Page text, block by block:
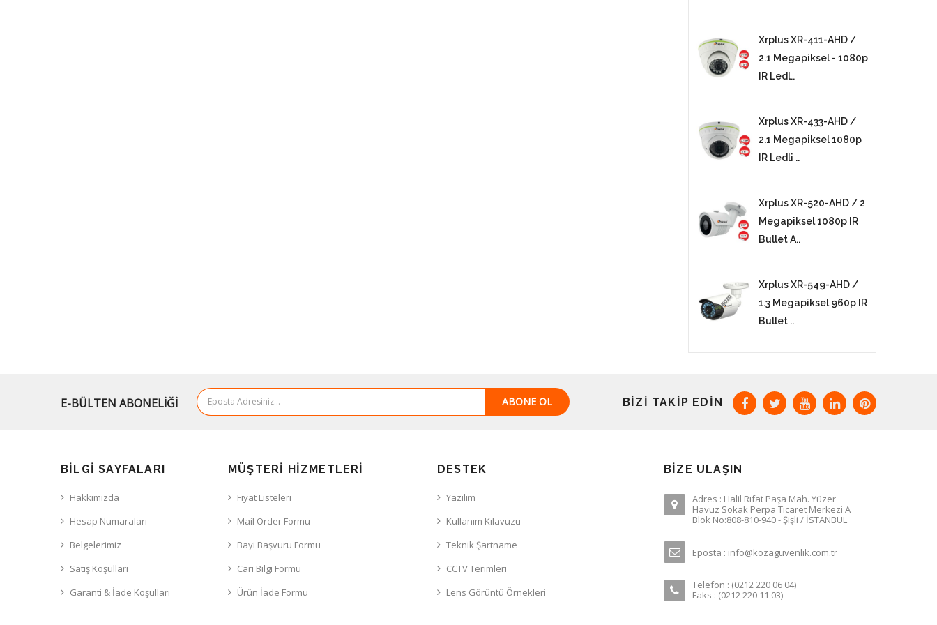
Xrplus XR-411-AHD /
2.1 Megapiksel - 1080p
IR Ledl..
Xrplus XR-433-AHD /
2.1 Megapiksel 1080p
IR Ledli ..
Xrplus XR-520-AHD / 2
Megapiksel 1080p IR
Bullet A..
Xrplus XR-549-AHD /
1.3 Megapiksel 960p IR
Bullet ..
E-BÜLTEN ABONELİĞİ ABONE OL BIZI TAKIP EDIN
BILGI SAYFALARI
Hakkımızda
Hesap Numaraları
Belgelerimiz
Satış Koşulları
Garanti & İade Koşulları
MÜŞTERI HIZMETLERI
Fiyat Listeleri
Mail Order Formu
Bayi Başvuru Formu
Cari Bilgi Formu
Ürün İade Formu
DESTEK
Yazılım
Kullanım Kılavuzu
Teknik Şartname
CCTV Terimleri
Lens Görüntü Örnekleri
BIZE ULAŞIN
Adres : Halil Rıfat Paşa Mah. Yüzer
Havuz Sokak Perpa Ticaret Merkezi A
Blok No:808-810-940 - Şişli / İSTANBUL
Eposta : info@kozaguvenlik.com.tr
Telefon : (0212 220 06 04)
Faks : (0212 220 11 03)